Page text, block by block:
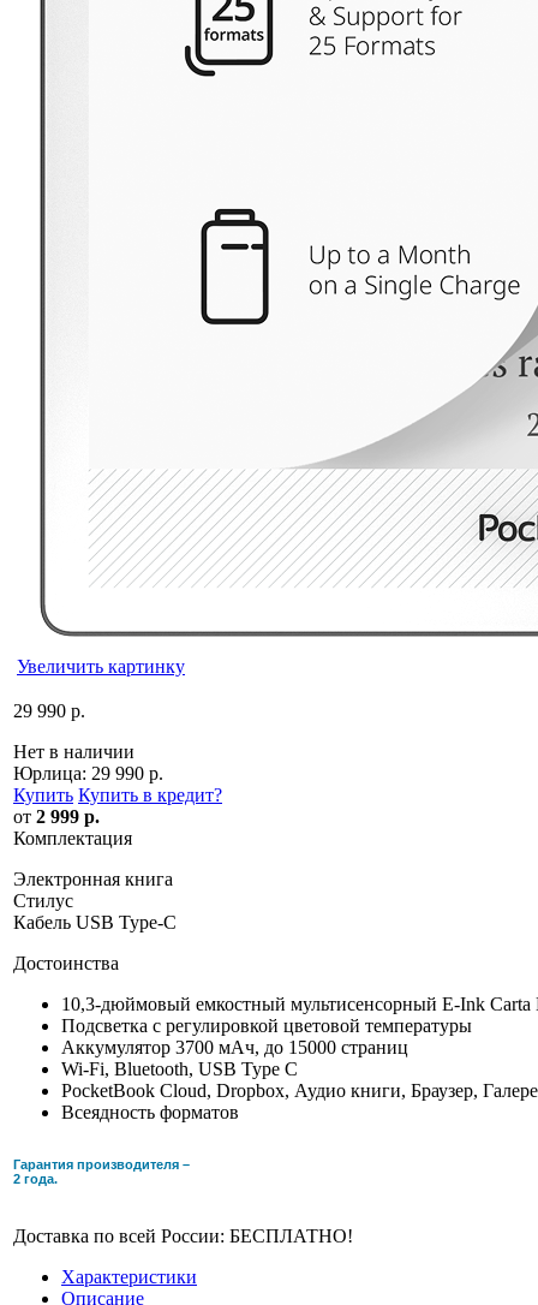
Увеличить картинку
29 990 р.
Нет в наличии
Юрлица: 29 990 р.
Купить Купить в кредит?
от 2 999 р.
Комплектация
Электронная книга
Стилус
Кабель USB Type-C
Достоинства
10,3-дюймовый емкостный мультисенсорный E-Ink Carta
Подсветка c регулировкой цветовой температуры
Аккумулятор 3700 мАч, до 15000 страниц
Wi-Fi, Bluetooth, USB Type C
PocketBook Cloud, Dropbox, Аудио книги, Браузер,
Всеядность форматов
Гарантия производителя –
2 года.
Доставка по всей России: БЕСПЛАТНО!
Характеристики
Описание